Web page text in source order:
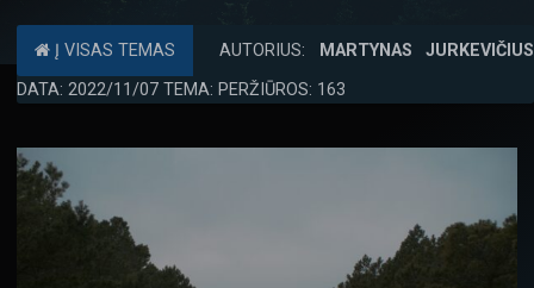
Į VISAS TEMAS AUTORIUS:
MARTYNAS JURKEVIČIUS
DATA: 2022/11/07 TEMA: PERŽIŪROS: 163